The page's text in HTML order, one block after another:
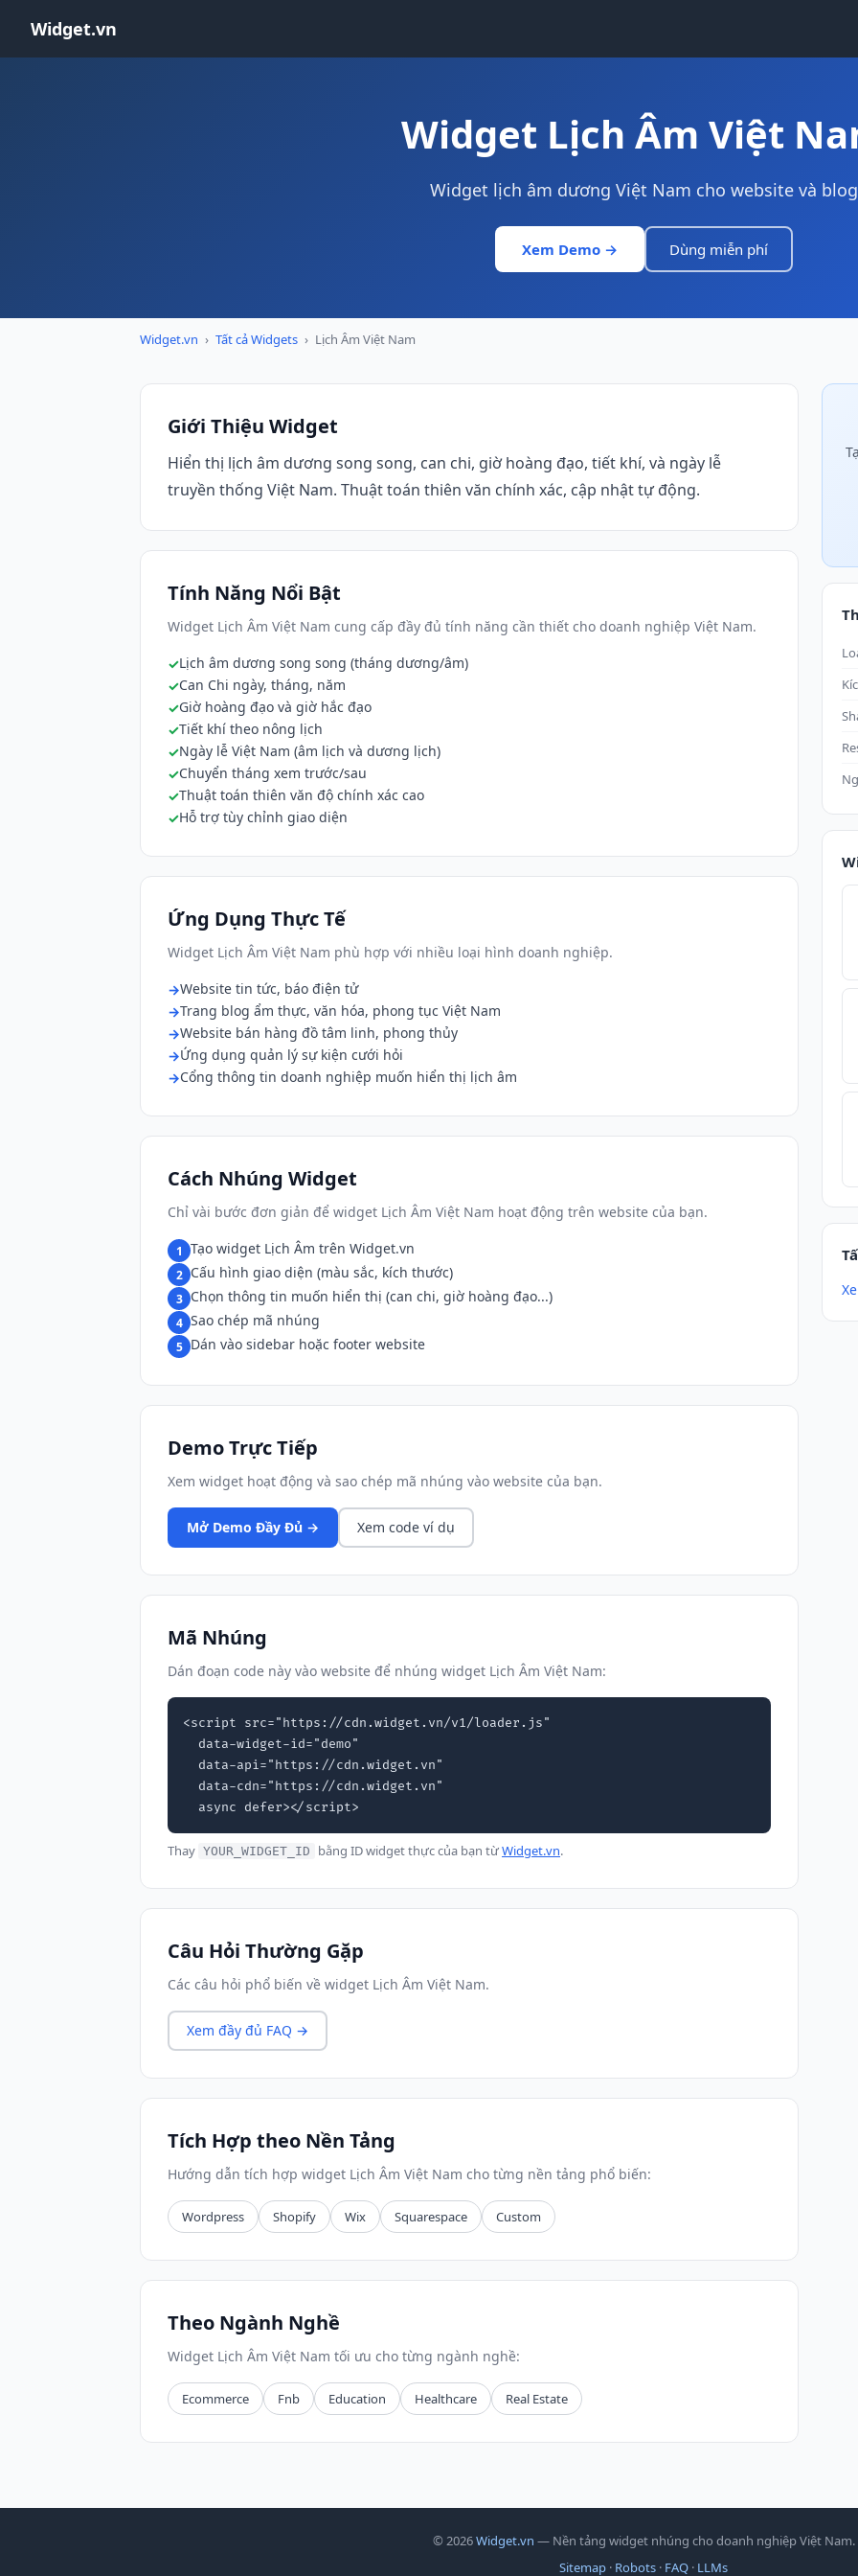
Widget.vn
Widget Lịch Âm Việt
Widget lịch âm dương Việt Nam cho website và blog
Xem Demo → Dùng miễn phí
Widget.vn › Tất cả Widgets › Lịch Âm Việt Nam
Giới Thiệu Widget
Hiển thị lịch âm dương song song, can chi, giờ hoàng đạo, tiết khí, và ngày lễ
truyền thống Việt Nam. Thuật toán thiên văn chính xác, cập nhật tự động.
Tính Năng Nổi Bật
Widget Lịch Âm Việt Nam cung cấp đầy đủ tính năng cần thiết cho doanh nghiệp Việt Nam.
Lịch âm dương song song (tháng dương/âm)
Can Chi ngày, tháng, năm
Giờ hoàng đạo và giờ hắc đạo
Tiết khí theo nông lịch
Ngày lễ Việt Nam (âm lịch và dương lịch)
Chuyển tháng xem trước/sau
Thuật toán thiên văn độ chính xác cao
Hỗ trợ tùy chỉnh giao diện
Ứng Dụng Thực Tế
Widget Lịch Âm Việt Nam phù hợp với nhiều loại hình doanh nghiệp.
Website tin tức, báo điện tử
Trang blog ẩm thực, văn hóa, phong tục Việt Nam
Website bán hàng đồ tâm linh, phong thủy
Ứng dụng quản lý sự kiện cưới hỏi
Cổng thông tin doanh nghiệp muốn hiển thị lịch âm
Cách Nhúng Widget
Chỉ vài bước đơn giản để widget Lịch Âm Việt Nam hoạt động trên website của bạn.
1 Tạo widget Lịch Âm trên Widget.vn
2 Cấu hình giao diện (màu sắc, kích thước)
3 Chọn thông tin muốn hiển thị (can chi, giờ hoàng đạo...)
4 Sao chép mã nhúng
5 Dán vào sidebar hoặc footer website
Demo Trực Tiếp
Xem widget hoạt động và sao chép mã nhúng vào website của bạn.
Mở Demo Đầy Đủ → Xem code ví dụ
Mã Nhúng
Dán đoạn code này vào website để nhúng widget Lịch Âm Việt Nam:
<script src="https://cdn.widget.vn/v1/loader.js"
  async defer></script>
Thay YOUR_WIDGET_ID bằng ID widget thực của bạn từWidget.vn.
Câu Hỏi Thường Gặp
Các câu hỏi phổ biến về widget Lịch Âm Việt Nam.
Xem đầy đủ FAQ →
Tích Hợp theo Nền Tảng
Hướng dẫn tích hợp widget Lịch Âm Việt Nam cho từng nền tảng phổ biến:
Wordpress Shopify Wix Squarespace Custom
Theo Ngành Nghề
Widget Lịch Âm Việt Nam tối ưu cho từng ngành nghề:
Ecommerce Fnb Education Healthcare Real Estate
© 2026Widget.vn — Nền tảng widget nhúng cho doanh nghiệp Việt Nam.
Sitemap · Robots · FAQ · LLMs